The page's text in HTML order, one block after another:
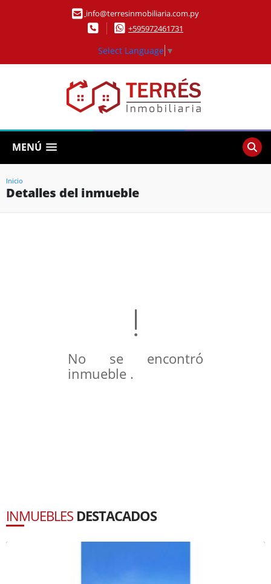
info@terresinmobiliaria.com.py
+595972461731
Select Language ▼
MENÚ
Inicio
Detalles del inmueble
No se encontró
inmueble .
INMUEBLES DESTACADOS